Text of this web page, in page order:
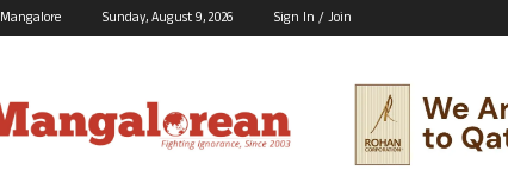
Mangalore Sunday, August 9, 2026 Sign In / Join